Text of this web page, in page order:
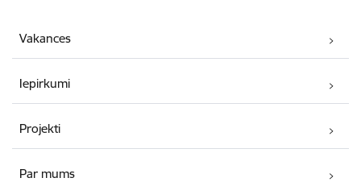
Vakances
Iepirkumi
Projekti
Par mums